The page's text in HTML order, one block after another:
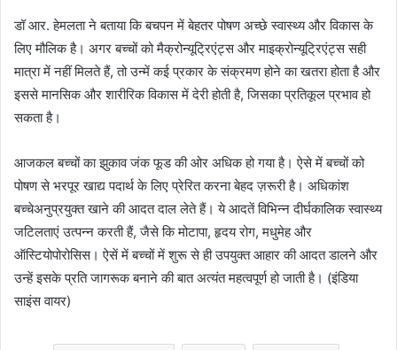
डॉ आर. हेमलता ने बताया कि बचपन में बेहतर पोषण अच्छे स्वास्थ्य और विकास के
लिए मौलिक है। अगर बच्चों को मैक्रोन्यूट्रिएंट्स और माइक्रोन्यूट्रिएंट्स सही
मात्रा में नहीं मिलते हैं, तो उन्में कई प्रकार के संक्रमण होने का खतरा होता है और
इससे मानसिक और शारीरिक विकास में देरी होती है, जिसका प्रतिकूल प्रभाव हो
सकता है।
आजकल बच्चों का झुकाव जंक फूड की ओर अधिक हो गया है। ऐसे में बच्चों को
पोषण से भरपूर खाद्य पदार्थ के लिए प्रेरित करना बेहद ज़रूरी है। अधिकांश
बच्चेअनुप्रयुक्त खाने की आदत दाल लेते हैं। ये आदतें विभिन्न दीर्घकालिक स्वास्थ्य
जटिलताएं उत्पन्न करती हैं, जैसे कि मोटापा, हृदय रोग, मधुमेह और
ऑस्टियोपोरोसिस। ऐसें में बच्चों में शुरू से ही उपयुक्त आहार की आदत डालने और
उन्हें इसके प्रति जागरूक बनाने की बात अत्यंत महत्वपूर्ण हो जाती है। (इंडिया
साइंस वायर)